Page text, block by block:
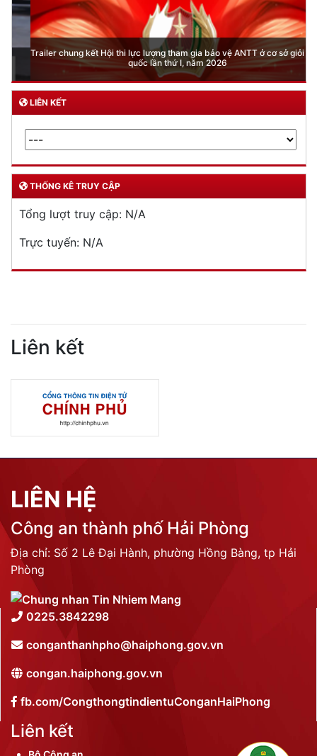
Trailer chung kết Hội thi lực lượng tham gia bảo vệ ANTT ở cơ sở giỏi toàn
quốc lần thứ I, năm 2026
LIÊN KẾT
THỐNG KÊ TRUY CẬP
Tổng lượt truy cập: N/A
Trực tuyến: N/A
Liên kết
LIÊN HỆ
Công an thành phố Hải Phòng
Địa chỉ: Số 2 Lê Đại Hành, phường Hồng Bàng, tp Hải
Phòng
0225.3842298
conganthanhpho@haiphong.gov.vn
congan.haiphong.gov.vn
fb.com/CongthongtindientuConganHaiPhong
Liên kết